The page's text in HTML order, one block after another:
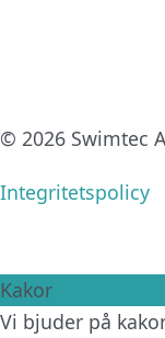
© 2026 Swimtec
Integritetspolicy
Kakor
Vi bjuder på